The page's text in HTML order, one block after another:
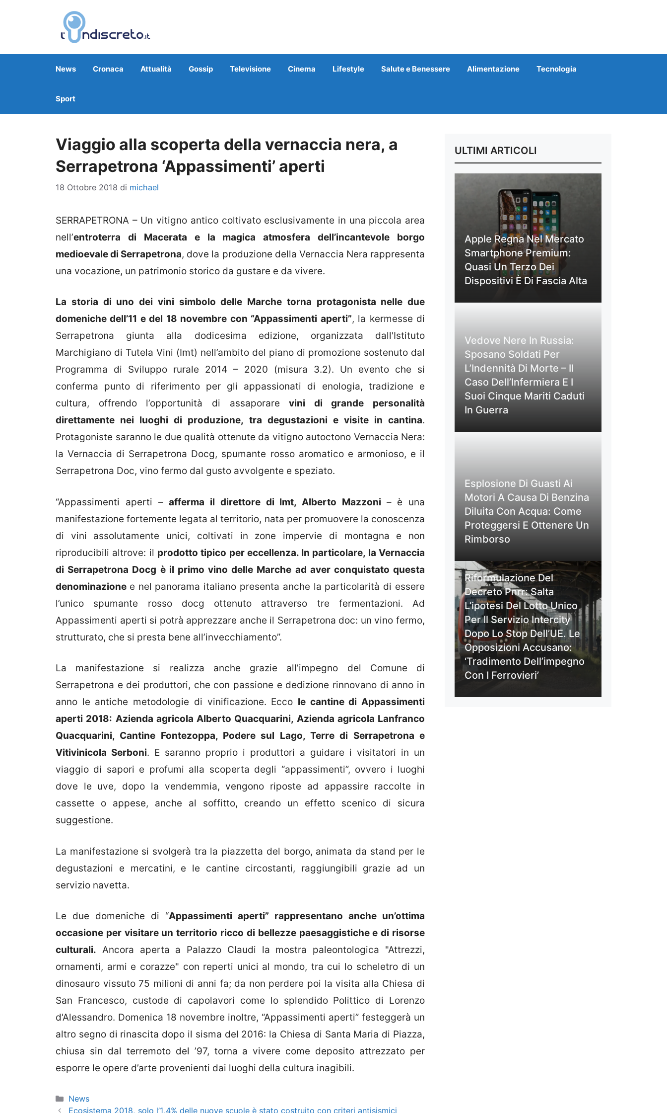
News Cronaca Attualità Gossip Televisione Cinema Lifestyle Salute e Benessere Alimentazione Tecnologia
Sport
Viaggio alla scoperta della vernaccia nera, a
Serrapetrona ‘Appassimenti’ aperti
18 Ottobre 2018 di michael
SERRAPETRONA – Un vitigno antico coltivato esclusivamente in una piccola area
nell’entroterra di Macerata e la magica atmosfera dell’incantevole borgo
medioevale di Serrapetrona, dove la produzione della Vernaccia Nera rappresenta
una vocazione, un patrimonio storico da gustare e da vivere.
La storia di uno dei vini simbolo delle Marche torna protagonista nelle due
domeniche dell’11 e del 18 novembre con “Appassimenti aperti”, la kermesse di
Serrapetrona giunta alla dodicesima edizione, organizzata dall'Istituto
Marchigiano di Tutela Vini (Imt) nell’ambito del piano di promozione sostenuto dal
Programma di Sviluppo rurale 2014 – 2020 (misura 3.2). Un evento che si
conferma punto di riferimento per gli appassionati di enologia, tradizione e
cultura, offrendo l’opportunità di assaporarevini di grande personalità
direttamente nei luoghi di produzione, tra degustazioni e visite in cantina.
Protagoniste saranno le due qualità ottenute da vitigno autoctono Vernaccia Nera:
la Vernaccia di Serrapetrona Docg, spumante rosso aromatico e armonioso, e il
Serrapetrona Doc, vino fermo dal gusto avvolgente e speziato.
“Appassimenti aperti –afferma il direttore di Imt, Alberto Mazzoni – è una
manifestazione fortemente legata al territorio, nata per promuovere la conoscenza
di vini assolutamente unici, coltivati in zone impervie di montagna e non
riproducibili altrove: il prodotto tipico per eccellenza. In particolare, la Vernaccia
di Serrapetrona Docg è il primo vino delle Marche ad aver conquistato questa
denominazione e nel panorama italiano presenta anche la particolarità di essere
l’unico spumante rosso docg ottenuto attraverso tre fermentazioni. Ad
Appassimenti aperti si potrà apprezzare anche il Serrapetrona doc: un vino fermo,
strutturato, che si presta bene all’invecchiamento”.
La manifestazione si realizza anche grazie all’impegno del Comune di
Serrapetrona e dei produttori, che con passione e dedizione rinnovano di anno in
anno le antiche metodologie di vinificazione. Ecco le cantine di Appassimenti
aperti 2018: Azienda agricola Alberto Quacquarini, Azienda agricola Lanfranco
Quacquarini, Cantine Fontezoppa, Podere sul Lago, Terre di Serrapetrona e
Vitivinicola Serboni. E saranno proprio i produttori a guidare i visitatori in un
viaggio di sapori e profumi alla scoperta degli “appassimenti”, ovvero i luoghi
dove le uve, dopo la vendemmia, vengono riposte ad appassire raccolte in
cassette o appese, anche al soffitto, creando un effetto scenico di sicura
suggestione.
La manifestazione si svolgerà tra la piazzetta del borgo, animata da stand per le
degustazioni e mercatini, e le cantine circostanti, raggiungibili grazie ad un
servizio navetta.
Le due domeniche di “Appassimenti aperti” rappresentano anche un’ottima
occasione per visitare un territorio ricco di bellezze paesaggistiche e di risorse
culturali. Ancora aperta a Palazzo Claudi la mostra paleontologica "Attrezzi,
ornamenti, armi e corazze" con reperti unici al mondo, tra cui lo scheletro di un
dinosauro vissuto 75 milioni di anni fa; da non perdere poi la visita alla Chiesa di
San Francesco, custode di capolavori come lo splendido Polittico di Lorenzo
d'Alessandro. Domenica 18 novembre inoltre, “Appassimenti aperti” festeggerà un
altro segno di rinascita dopo il sisma del 2016: la Chiesa di Santa Maria di Piazza,
chiusa sin dal terremoto del ’97, torna a vivere come deposito attrezzato per
esporre le opere d’arte provenienti dai luoghi della cultura inagibili.
Categorie
News
Ecosistema 2018, solo l’1,4% delle nuove scuole è stato costruito con criteri antisismici
ULTIMI ARTICOLI
Apple Regna Nel Mercato
Smartphone Premium:
Quasi Un Terzo Dei
Dispositivi È Di Fascia Alta
Vedove Nere In Russia:
Sposano Soldati Per
L’Indennità Di Morte – Il
Caso Dell’Infermiera E I
Suoi Cinque Mariti Caduti
In Guerra
Esplosione Di Guasti Ai
Motori A Causa Di Benzina
Diluita Con Acqua: Come
Proteggersi E Ottenere Un
Rimborso
Riformulazione Del
Decreto Pnrr: Salta
L’ipotesi Del Lotto Unico
Per Il Servizio Intercity
Dopo Lo Stop Dell’UE. Le
Opposizioni Accusano:
‘Tradimento Dell’impegno
Con I Ferrovieri’